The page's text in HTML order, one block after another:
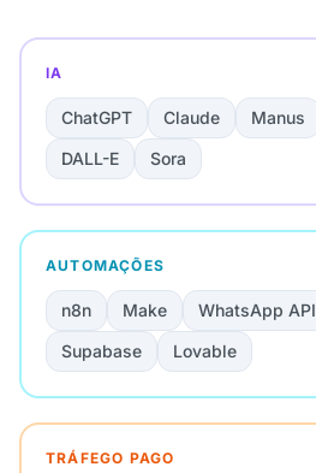
IA
ChatGPT Claude Manus
DALL-E
Sora
AUTOMAÇÕES
n8n Make WhatsApp API
Supabase
Lovable
TRÁFEGO PAGO